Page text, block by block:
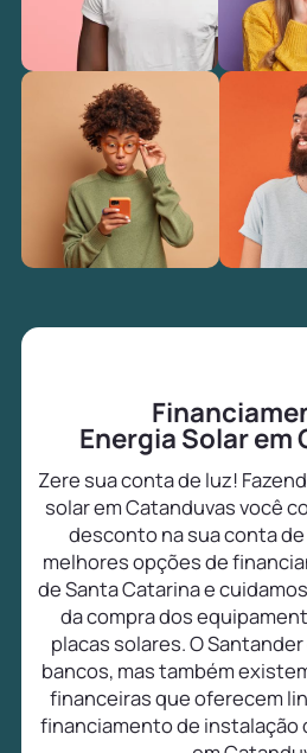
Energia Solar em
Zere sua conta de luz!
solar em Catanduvas você
desconto na sua conta
melhores opções de
de Santa Catarina e
da compra dos
placas solares. O
bancos, mas também
financeiras que oferecem
financiamento de instalação